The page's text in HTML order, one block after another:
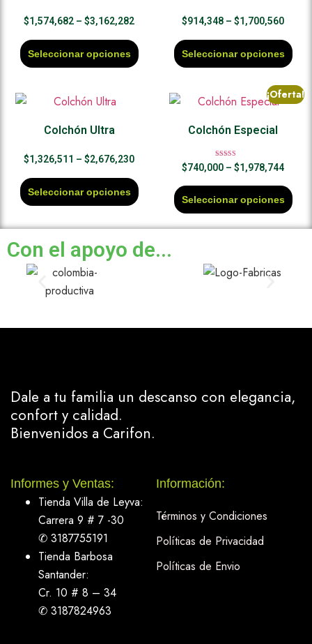
$1,574,682 – $3,162,282
Seleccionar opciones
$914,348 – $1,700,560
Seleccionar opciones
Colchón Ultra
$1,326,511 – $2,676,230
Seleccionar opciones
¡Oferta!
Colchón Especial
Valorado en
5.00
$740,000 – $1,978,744
Seleccionar opciones
Con el apoyo de...
Dale a tu familia un descanso con elegancia,
confort y calidad.
Bienvenidos a Carifon.
Informes y Ventas:
Tienda Villa de Leyva:
Carrera 9 # 7 -30
✆ 3187755191
Tienda Barbosa
Santander:
Cr. 10 # 8 – 34
✆ 3187824963
Información:
Términos y Condiciones
Políticas de Privacidad
Políticas de Envio